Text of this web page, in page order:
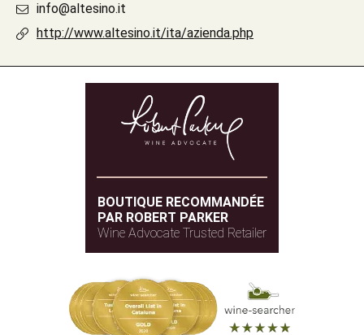
info@altesino.it
http://www.altesino.it/ita/azienda.php
BOUTIQUE RECOMMANDÉE
PAR ROBERT PARKER
Wine Advocate Trusted Retailer